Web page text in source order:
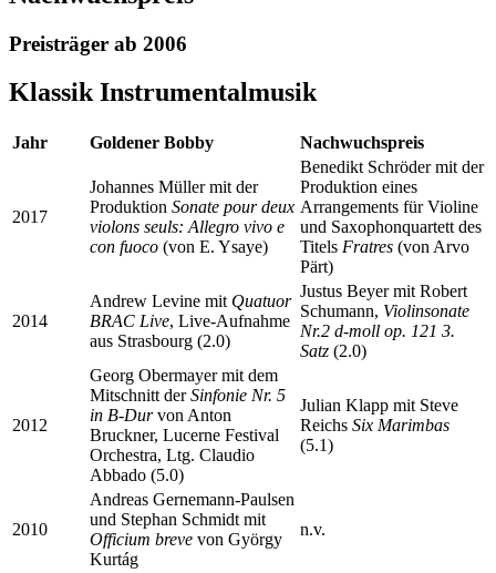
Preisträger ab 2006
Klassik Instrumentalmusik
Jahr Goldener Bobby Nachwuchspreis
2017
Johannes Müller mit der
Produktion Sonate pour deux
violons seuls: Allegro vivo e
con fuoco (von E. Ysaye)
Benedikt Schröder mit der
Produktion eines
Arrangements für Violine
und Saxophonquartett des
Titels Fratres (von Arvo
Pärt)
2014
Andrew Levine mit Quatuor
BRAC Live, Live-Aufnahme
aus Strasbourg (2.0)
Justus Beyer mit Robert
Schumann, Violinsonate
Nr.2 d-moll op. 121 3.
Satz (2.0)
2012
Georg Obermayer mit dem
Mitschnitt derSinfonie Nr. 5
in B-Durvon Anton
Bruckner, Lucerne Festival
Orchestra, Ltg. Claudio
Abbado (5.0)
Julian Klapp mit Steve
Reichs Six Marimbas
(5.1)
2010
Andreas Gernemann-Paulsen
und Stephan Schmidt mit
Officium breve von György
Kurtág
n.v.